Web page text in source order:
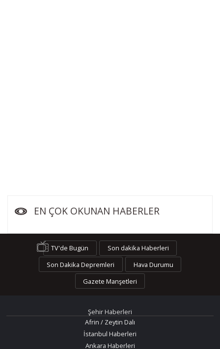
EN ÇOK OKUNAN HABERLER
TV'de Bugün
Son dakika Haberleri
Son Dakika Depremleri
Hava Durumu
Gazete Manşetleri
Şehir Haberleri
Afrin / Zeytin Dalı
İstanbul Haberleri
Ankara Haberleri